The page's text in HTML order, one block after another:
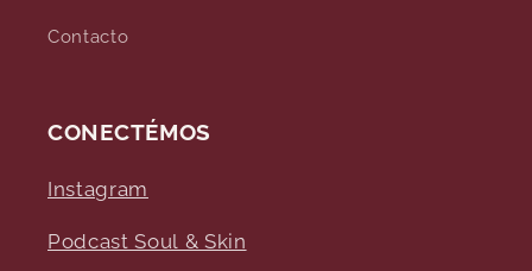
Contacto
CONECTÉMOS
Instagram
Podcast Soul & Skin